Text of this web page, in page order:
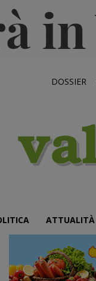
DOSSIER
ATTUALITÀ